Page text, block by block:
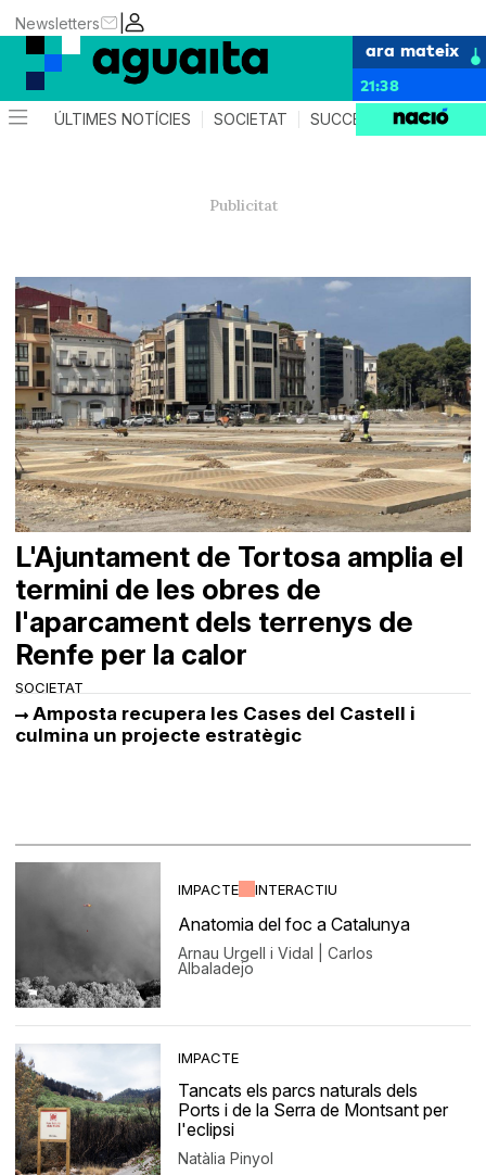
|
Newsletters
ara mateix
21:38
ÚLTIMES NOTÍCIES SOCIETAT SUCCESSOS AGENDA
SOCIETAT
L'Ajuntament de Tortosa amplia el
termini de les obres de
l'aparcament dels terrenys de
Renfe per la calor
Amposta recupera les Cases del Castell i
culmina un projecte estratègic
IMPACTE INTERACTIU
Anatomia del foc a Catalunya
Arnau Urgell i Vidal | Carlos
Albaladejo
IMPACTE
Tancats els parcs naturals dels
Ports i de la Serra de Montsant per
l'eclipsi
Natàlia Pinyol